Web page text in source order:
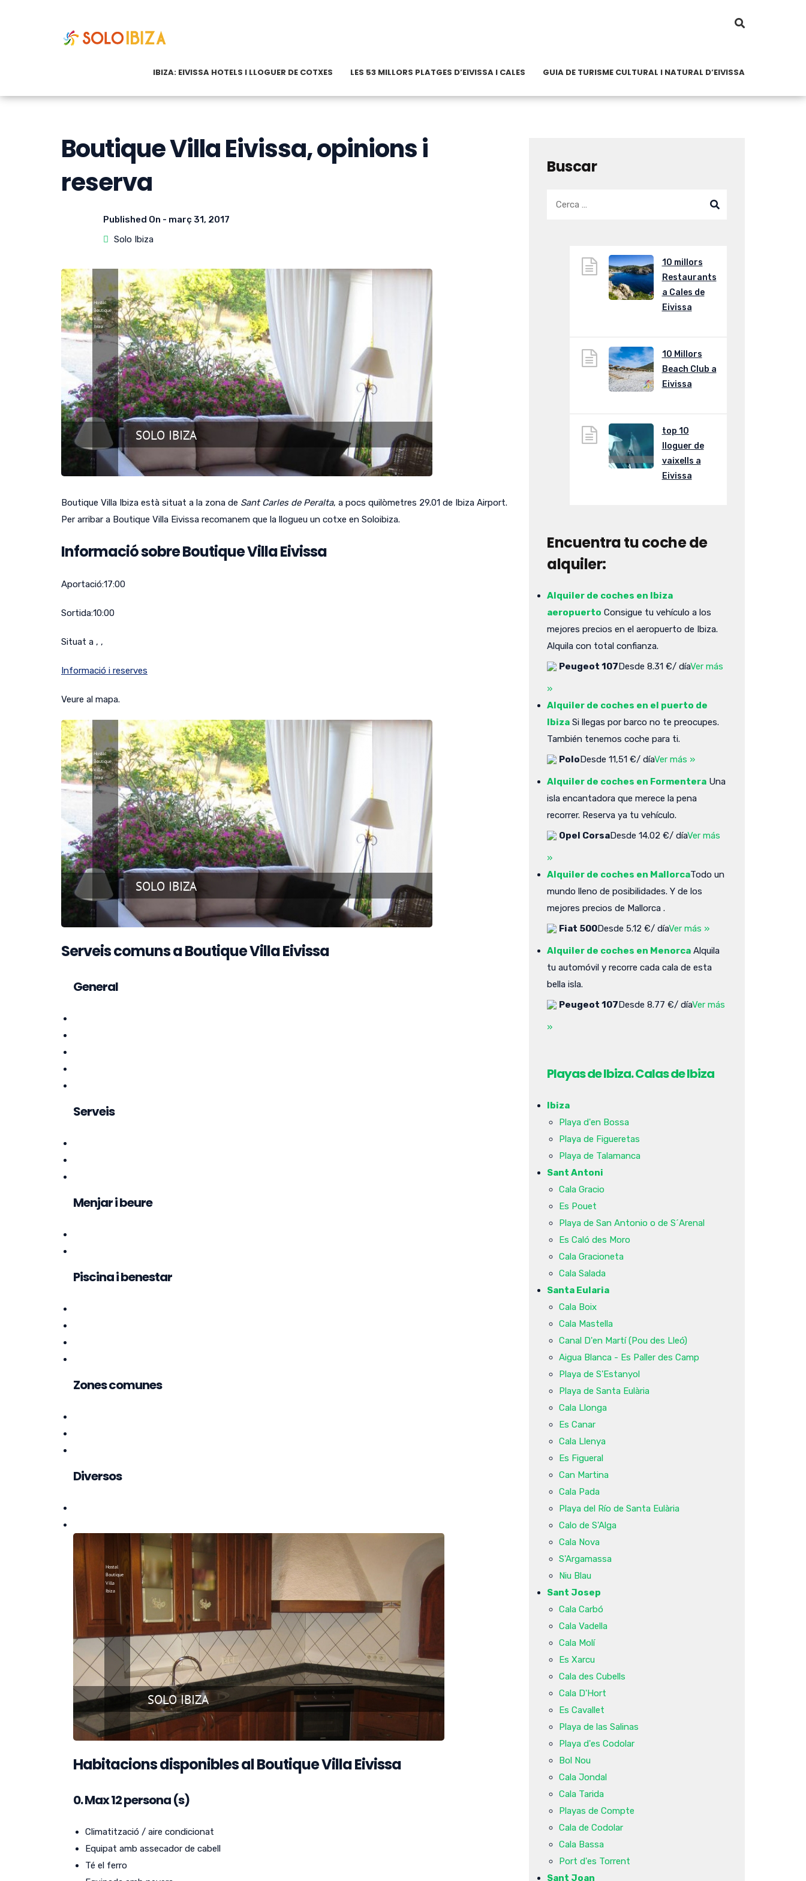
IBIZA: EIVISSA HOTELS I LLOGUER DE COTXES LES 53 MILLORS PLATGES D’EIVISSA I CALES GUIA DE TURISME CULTURAL I NATURAL D’EIVISSA
Boutique Villa Eivissa, opinions i
reserva
Published On - març 31, 2017
Solo Ibiza
Boutique Villa Ibiza està situat a la zona de Sant Carles de Peralta, a pocs quilòmetres 29.01 de Ibiza Airport.
Per arribar a Boutique Villa Eivissa recomanem que la llogueu un cotxe en Soloibiza.
Informació sobre Boutique Villa Eivissa
Aportació:17:00
Sortida:10:00
Situat a , ,
Informació i reserves
Veure al mapa.
Serveis comuns a Boutique Villa Eivissa
General
Serveis
Menjar i beure
Piscina i benestar
Zones comunes
Diversos
Habitacions disponibles al Boutique Villa Eivissa
0.Max 12 persona (s)
Climatització / aire condicionat
Equipat amb assecador de cabell
Té el ferro
Buscar
10 millors
Restaurants
a Cales de
Eivissa
10 Millors
Beach Club a
Eivissa
top 10
lloguer de
vaixells a
Eivissa
Encuentra tu coche de
alquiler:
Alquiler de coches en Ibiza
aeropuerto Consigue tu vehículo a los
mejores precios en el aeropuerto de Ibiza.
Alquila con total confianza.
Peugeot 107Desde 8.31 €/ díaVer más
»
Alquiler de coches en el puerto de
Ibiza Si llegas por barco no te preocupes.
También tenemos coche para ti.
PoloDesde 11,51 €/ díaVer más »
Alquiler de coches en Formentera Una
isla encantadora que merece la pena
recorrer. Reserva ya tu vehículo.
Opel CorsaDesde 14.02 €/ díaVer más
»
Alquiler de coches en MallorcaTodo un
mundo lleno de posibilidades. Y de los
mejores precios de Mallorca .
Fiat 500Desde 5.12 €/ díaVer más »
Alquiler de coches en Menorca Alquila
tu automóvil y recorre cada cala de esta
bella isla.
Peugeot 107Desde 8.77 €/ díaVer más
»
Playas de Ibiza. Calas de Ibiza
Ibiza
Playa d'en Bossa
Playa de Figueretas
Playa de Talamanca
Sant Antoni
Cala Gracio
Es Pouet
Playa de San Antonio o de S´Arenal
Es Caló des Moro
Cala Gracioneta
Cala Salada
Santa Eularia
Cala Boix
Cala Mastella
Canal D'en Martí (Pou des Lleó)
Aigua Blanca - Es Paller des Camp
Playa de S'Estanyol
Playa de Santa Eulària
Cala Llonga
Es Canar
Cala Llenya
Es Figueral
Can Martina
Cala Pada
Playa del Río de Santa Eulària
Calo de S'Alga
Cala Nova
S'Argamassa
Niu Blau
Sant Josep
Cala Carbó
Cala Vadella
Cala Molí
Es Xarcu
Cala des Cubells
Cala D'Hort
Es Cavallet
Playa de las Salinas
Playa d'es Codolar
Bol Nou
Cala Jondal
Cala Tarida
Playas de Compte
Cala de Codolar
Cala Bassa
Port d'es Torrent
Sant Joan